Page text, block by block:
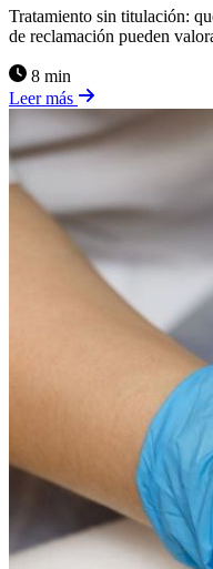
Tratamiento sin titulación:
de reclamación pueden
8 min
Leer más